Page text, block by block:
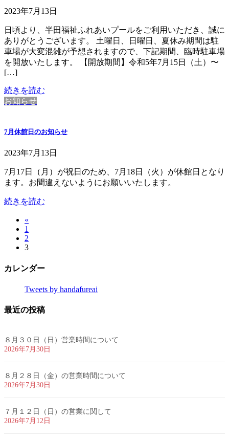
2023年7月13日
日頃より、半田福祉ふれあいプールをご利用いただき、誠に
ありがとうございます。 土曜日、日曜日、夏休み期間は駐
車場が大変混雑が予想されますので、下記期間、臨時駐車場
を開放いたします。 【開放期間】令和5年7月15日（土）〜
[…]
続きを読む
お知らせ
7月休館日のお知らせ
2023年7月13日
7月17日（月）が祝日のため、7月18日（火）が休館日となり
ます。お間違えないようにお願いいたします。
続きを読む
ペ
ジ
り
«
固
定
ペ
ジ
1
固
定
ー
2
固
ペ
ジ
3
カレンダー
Tweets by handafureai
最近の投稿
８月３０日（日）営業時間について
2026年7月30日
８月２８日（金）の営業時間について
2026年7月30日
７月１２日（日）の営業に関して
2026年7月12日